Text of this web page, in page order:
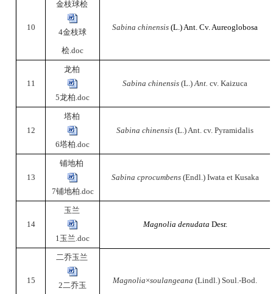
10
金枝球桧
4金枝球
桧.doc
Sabina chinensis (L.) Ant. Cv. Aureoglobosa
11
龙柏
5龙柏.doc
Sabina chinensis (L.)Ant. cv. Kaizuca
12
塔柏
6塔柏.doc
Sabina chinensis (L.) Ant. cv. Pyramidalis
13
铺地柏
7铺地柏.doc
Sabina cprocumbens(Endl.) Iwata et Kusaka
14
玉兰
1玉兰.doc
Magnolia denudata Desr.
15
二乔玉兰
2二乔玉
Magnolia×soulangeana (Lindl.) Soul.-Bod.